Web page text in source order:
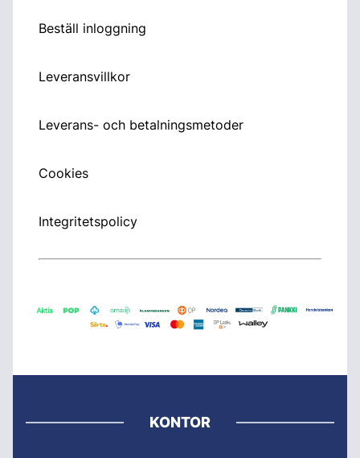
Beställ inloggning
Leveransvillkor
Leverans- och betalningsmetoder
Cookies
Integritetspolicy
KONTOR